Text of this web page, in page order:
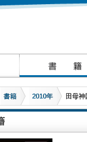
書籍 2010年 田母神